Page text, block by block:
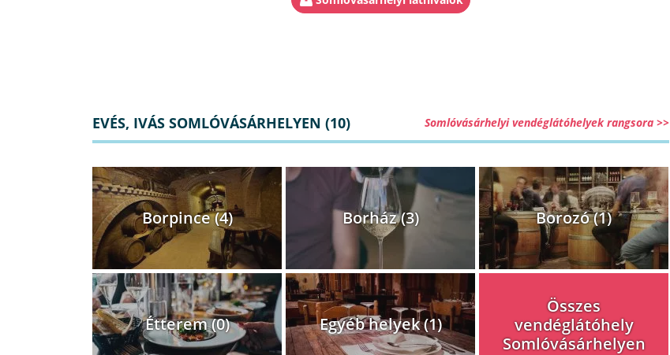
EVÉS, IVÁS SOMLÓVÁSÁRHELYEN (10) Somlóvásárhelyi vendéglátóhelyek rangsora >>
Borpince (4) Borház (3) Borozó (1)
Étterem (0) Egyéb helyek (1)
Összes
vendéglátóhely
Somlóvásárhelyen